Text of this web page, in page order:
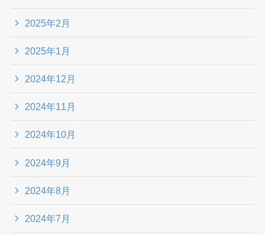
2025年2月
2025年1月
2024年12月
2024年11月
2024年10月
2024年9月
2024年8月
2024年7月